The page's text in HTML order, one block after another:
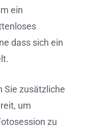
ein
dass sich ein
Sie zusätzliche
um
zu